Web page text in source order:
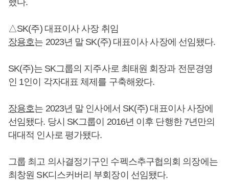
했다.
△SK(주) 대표이사 사장 취임
장용호는 2023년 말 SK(주) 대표이사 사장에 선임됐다.
SK(주)는 SK그룹의 지주사로 최태원 회장과 전문경영
인 1인이 각자대표 체제를 구축해왔다.
장용호는 2023년 말 인사에서 SK(주) 대표이사 사장에
선임됐다. 당시 SK그룹이 2016년 이후 단행한 7년만의
대대적 인사로 평가됐다.
그룹 최고 의사결정기구인 수펙스추구협의회 의장에는
최창원 SK디스커버리 부회장이 선임됐다.